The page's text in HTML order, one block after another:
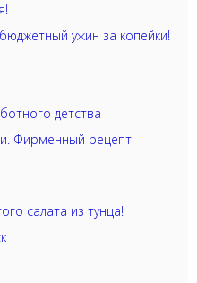
ужин за копейки!
детства
Фирменный рецепт
салата из тунца!